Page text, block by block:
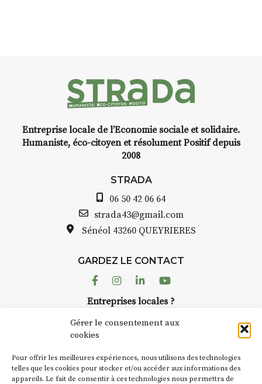
Gérer le consentement aux
cookies
Pour offrir les meilleures expériences, nous utilisons des technologies
telles que les cookies pour stocker et/ou accéder aux informations des
appareils. Le fait de consentir à ces technologies nous permettra de
Entreprise locale de l’Economie sociale et solidaire.
Humaniste, éco-citoyen et résolument Positif depuis
2008
STRADA
06 50 42 06 64
strada43@gmail.com
Sénéol 43260 QUEYRIERES
GARDEZ LE CONTACT
FacebookInstagram
LinkedinYoutube
Entreprises locales ?
Suivez toute l'actu de Strada